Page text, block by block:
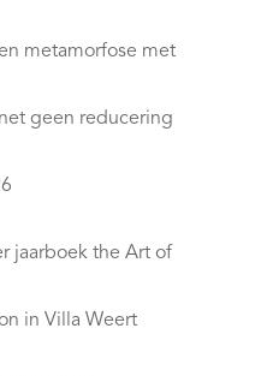
metamorfose met
geen reducering
jaarboek the Art of
in Villa Weert